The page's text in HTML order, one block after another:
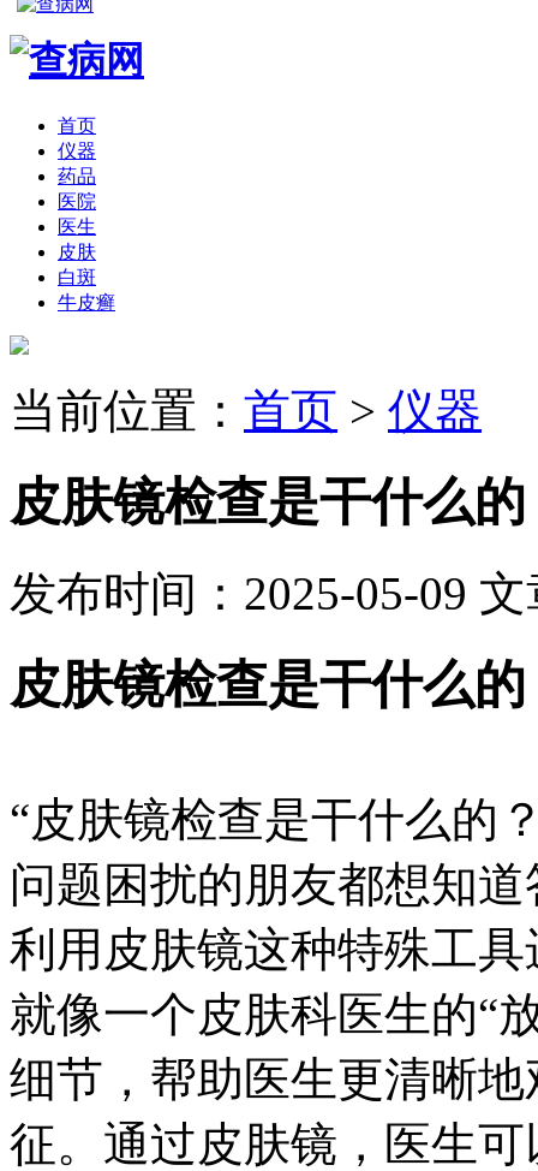
首页
仪器
药品
医院
医生
皮肤
白斑
牛皮癣
当前位置： 首页 > 仪器
皮肤镜检查是干什么的
发布时间：2025-05-09 文
皮肤镜检查是干什么的
“皮肤镜检查是干什么的
问题困扰的朋友都想知
利用皮肤镜这种特殊工
就像一个皮肤科医生的“
细节，帮助医生更清晰
征。通过皮肤镜，医生